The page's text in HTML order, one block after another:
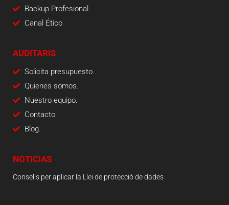
Backup Profesional.
Canal Ético
AUDITARIS
Solicita presupuesto.
Quienes somos.
Nuestro equipo.
Contacto.
Blog.
NOTICIAS
Consells per aplicar la Llei de protecció de dades